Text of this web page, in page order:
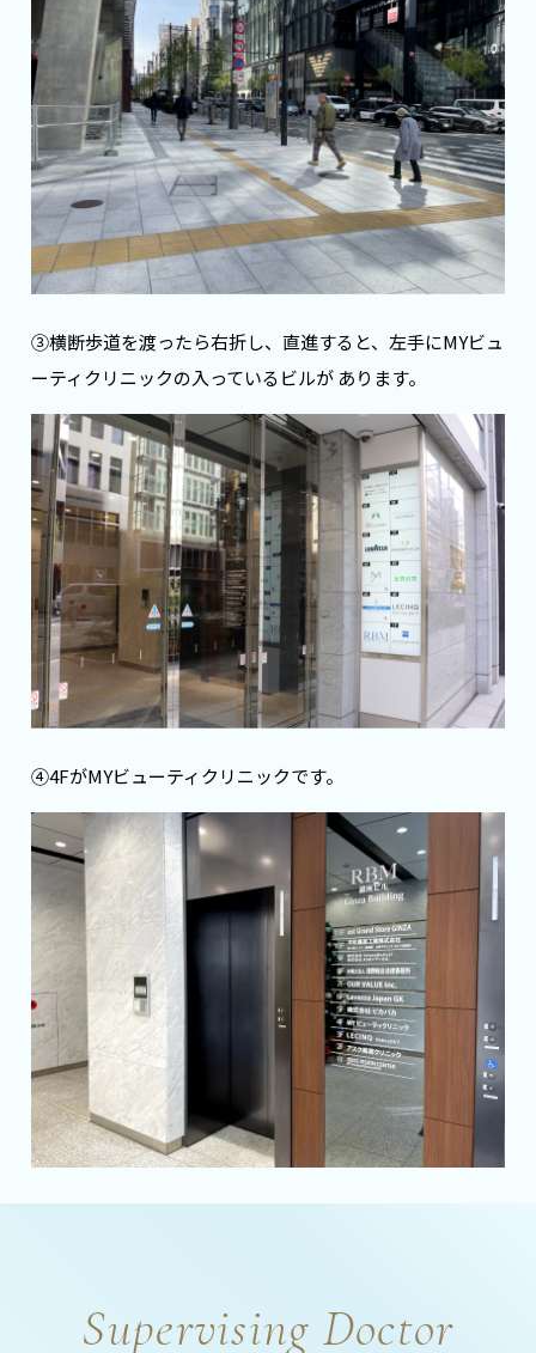
③横断歩道を渡ったら右折し、直進すると、左手にMYビュ
ーティクリニックの入っているビルが あります。
④4FがMYビューティクリニックです。
Supervising Doctor